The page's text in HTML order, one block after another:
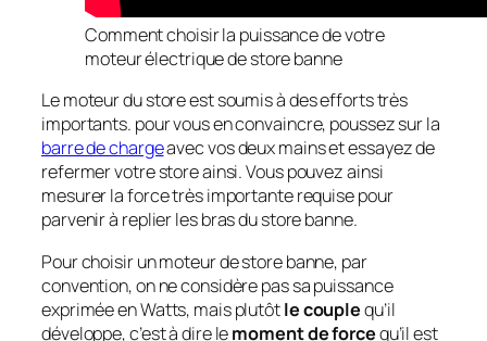
Comment choisir la puissance de votre
moteur électrique de store banne
Le moteur du store est soumis à des efforts très
importants. pour vous en convaincre, poussez sur la
barre de chargeavec vos deux mains et essayez de
refermer votre store ainsi. Vous pouvez ainsi
mesurer la force très importante requise pour
parvenir à replier les bras du store banne.
Pour choisir un moteur de store banne, par
convention, on ne considère pas sa puissance
exprimée en Watts, mais plutôtle couplequ’il
développe, c’est à dire lemoment de forcequ’il est